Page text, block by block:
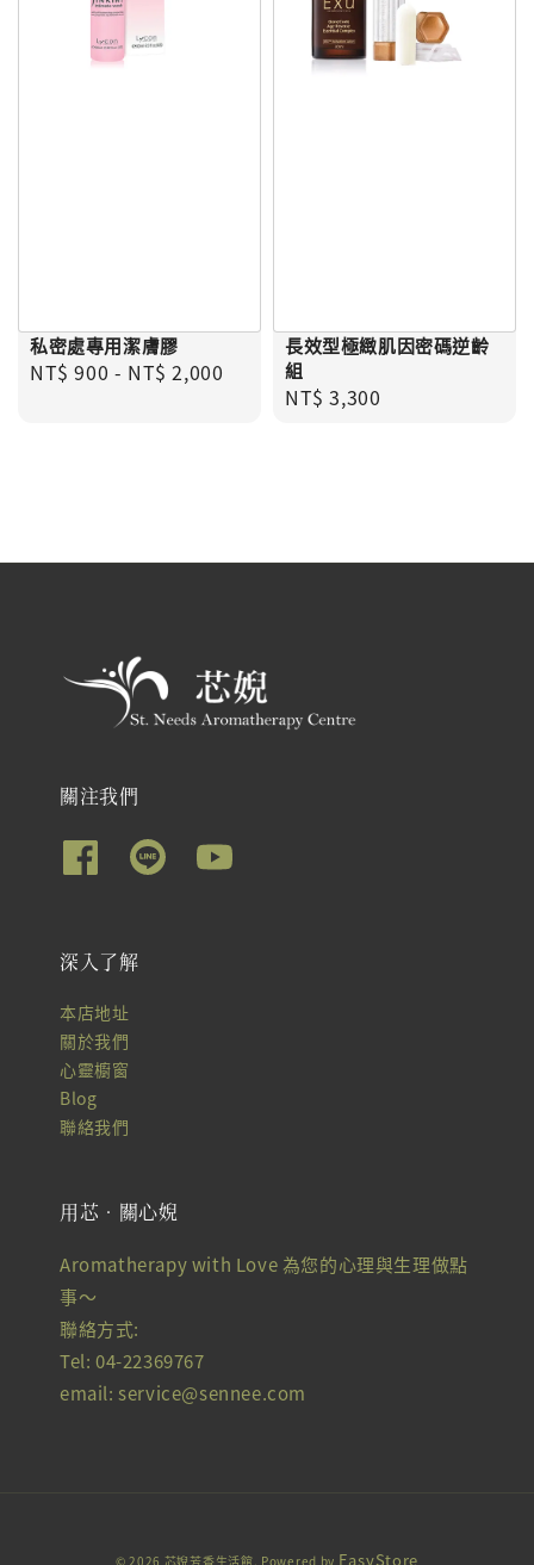
私密處專用潔膚膠
Regular price
NT$ 900 - NT$ 2,000
長效型極緻肌因密碼逆齡
組
Regular price
NT$ 3,300
關注我們
深入了解
本店地址
關於我們
心靈櫥窗
Blog
聯絡我們
用芯‧關心婗
Aromatherapy with Love 為您的心理與生理做點
事～
聯絡方式:
Tel: 04-22369767
email: service@sennee.com
© 2026 芯婗芳香生活館. Powered by EasyStore